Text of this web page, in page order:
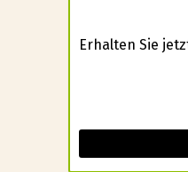
Erhalten Sie